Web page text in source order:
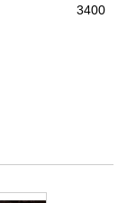
3400